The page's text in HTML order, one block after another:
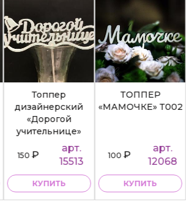
Топпер
дизайнерский
«Дорогой
учительнице»
150₽
арт.
15513
КУПИТЬ
ТОППЕР
«МАМОЧКЕ» Т002
100₽
арт.
12068
КУПИТЬ